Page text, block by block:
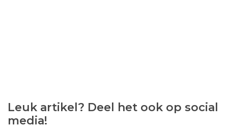
Leuk artikel? Deel het ook op social
media!